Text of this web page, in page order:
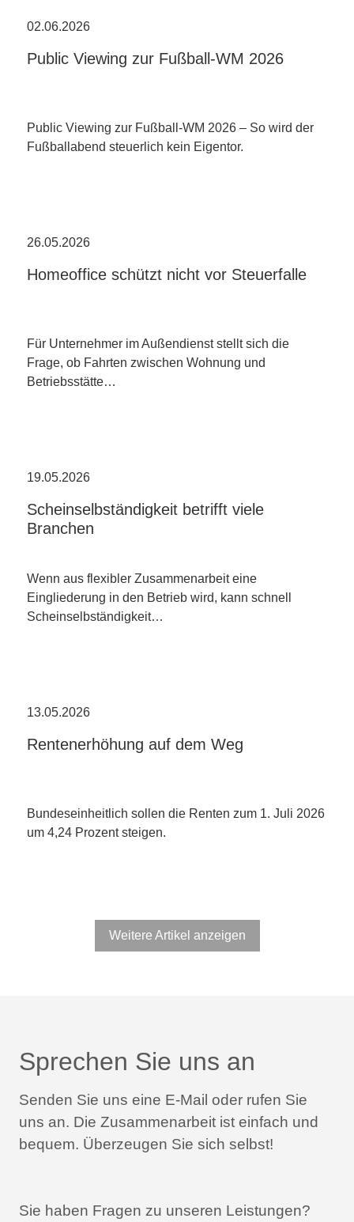
02.06.2026
Public Viewing zur Fußball-WM 2026
Public Viewing zur Fußball-WM 2026 – So wird der
Fußballabend steuerlich kein Eigentor.
26.05.2026
Homeoffice schützt nicht vor Steuerfalle
Für Unternehmer im Außendienst stellt sich die
Frage, ob Fahrten zwischen Wohnung und
Betriebsstätte…
19.05.2026
Scheinselbständigkeit betrifft viele
Branchen
Wenn aus flexibler Zusammenarbeit eine
Eingliederung in den Betrieb wird, kann schnell
Scheinselbständigkeit…
13.05.2026
Rentenerhöhung auf dem Weg
Bundeseinheitlich sollen die Renten zum 1. Juli 2026
um 4,24 Prozent steigen.
Weitere Artikel anzeigen
Sprechen Sie uns an
Senden Sie uns eine E-Mail oder rufen Sie
uns an. Die Zusammenarbeit ist einfach und
bequem. Überzeugen Sie sich selbst!
Sie haben Fragen zu unseren Leistungen?